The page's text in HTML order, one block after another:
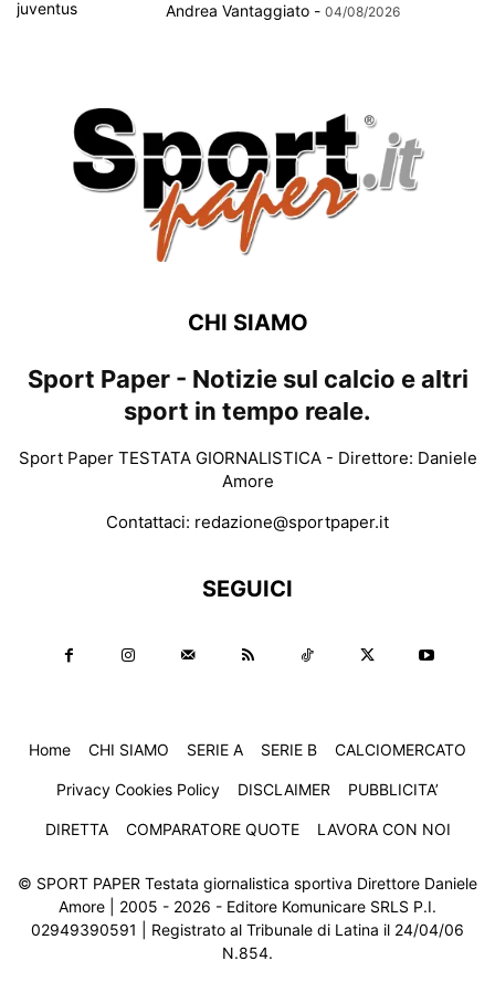
Andrea Vantaggiato - 04/08/2026
CHI SIAMO
Sport Paper - Notizie sul calcio e altri
sport in tempo reale.
Sport Paper TESTATA GIORNALISTICA - Direttore: Daniele
Amore
Contattaci: redazione@sportpaper.it
SEGUICI
Home CHI SIAMO SERIE A SERIE B CALCIOMERCATO
Privacy Cookies Policy DISCLAIMER PUBBLICITA’
DIRETTA COMPARATORE QUOTE LAVORA CON NOI
© SPORT PAPER Testata giornalistica sportiva Direttore Daniele
Amore | 2005 - 2026 - Editore Komunicare SRLS P.I.
02949390591 | Registrato al Tribunale di Latina il 24/04/06
N.854.